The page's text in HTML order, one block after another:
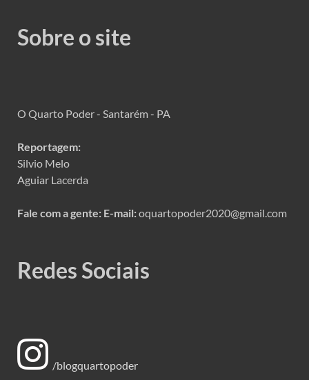
Sobre o site
O Quarto Poder - Santarém - PA
Reportagem:
Silvio Melo
Aguiar Lacerda
Fale com a gente: E-mail:oquartopoder2020@gmail.com
Redes Sociais
/blogquartopoder